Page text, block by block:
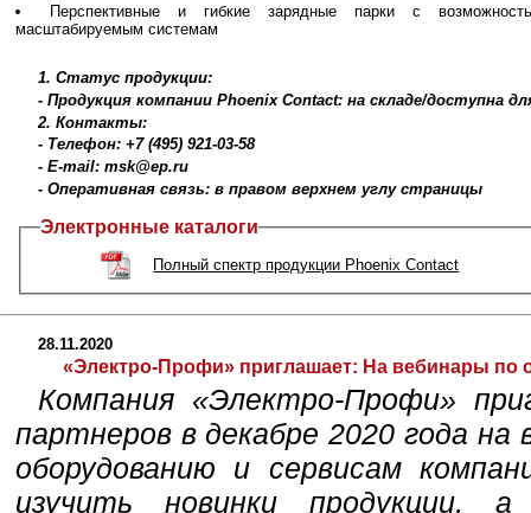
Перспективные и гибкие зарядные парки с
масштабируемым системам
1. Статус продукции:
- Продукция компании Phoenix Contact: на складе/доступна
2. Контакты:
- Телефон: +7 (495) 921-03-58
- E-mail: msk@ep.ru
- Оперативная связь: в правом верхнем углу страницы
Электронные каталоги
Полный спектр продукции Phoenix Contact
28.11.2020
«Электро-Профи» приглашает: На вебинары по
Компания «Электро-Профи»
партнеров в декабре 2020 года на
оборудованию и сервисам
изучить новинки продукции,